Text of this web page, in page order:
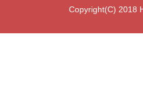
Copyright(C) 2018